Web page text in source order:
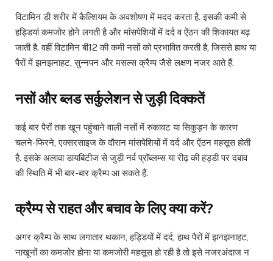
विटामिन डी शरीर में कैल्शियम के अवशोषण में मदद करता है. इसकी कमी से
हड्डियां कमजोर होने लगती है और मांसपेशियों में दर्द व ऐंठन की शिकायत बढ़
जाती है. वहीं विटामिन बी12 की कमी नसों को प्रभावित करती है, जिससे हाथ या
पैरों में झनझनाहट, सुन्नपन और मसल्स क्रैम्प जैसे लक्षण नजर आते हैं.
नसों और ब्लड सर्कुलेशन से जुड़ी दिक्कतें
कई बार पैरों तक खून पहुंचाने वाली नसों में रुकावट या सिकुड़न के कारण
चलने-फिरने, एक्सरसाइज के दौरान मांसपेशियों में दर्द और ऐंठन महसूस होती
है. इसके अलावा डायबिटीज से जुड़ी नर्व प्रॉब्लम्स या रीढ़ की हड्डी पर दबाव
की स्थिति में भी बार-बार क्रैम्प आ सकते हैं.
क्रैम्प से राहत और बचाव के लिए क्या करें?
अगर क्रैम्प के साथ लगातार थकान, हड्डियों में दर्द, हाथ पैरों में झनझनाहट,
नाखूनों का कमजोर होना या कमजोरी महसूस हो रही है तो इसे नजरअंदाज न